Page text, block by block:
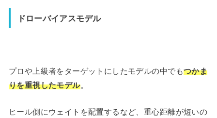
ドローバイアスモデル
プロや上級者をターゲットにしたモデルの中でもつかま
りを重視したモデル。
ヒール側にウェイトを配置するなど、重心距離が短いの